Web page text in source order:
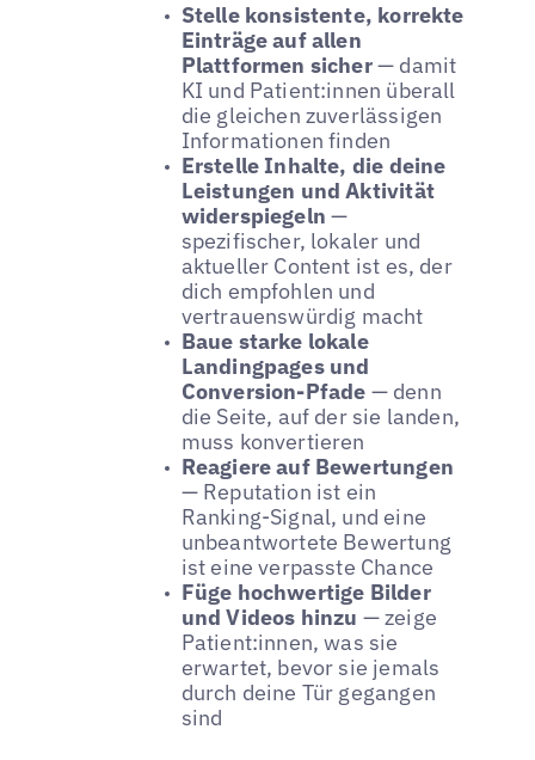
Stelle konsistente, korrekte
Einträge auf allen
Plattformen sicher— damit
KI und Patient:innen überall
die gleichen zuverlässigen
Informationen finden
Erstelle Inhalte, die deine
Leistungen und Aktivität
widerspiegeln —
spezifischer, lokaler und
aktueller Content ist es, der
dich empfohlen und
vertrauenswürdig macht
Baue starke lokale
Landingpages und
Conversion-Pfade — denn
die Seite, auf der sie landen,
muss konvertieren
Reagiere auf Bewertungen
— Reputation ist ein
Ranking-Signal, und eine
unbeantwortete Bewertung
ist eine verpasste Chance
Füge hochwertige Bilder
und Videos hinzu — zeige
Patient:innen, was sie
erwartet, bevor sie jemals
durch deine Tür gegangen
sind